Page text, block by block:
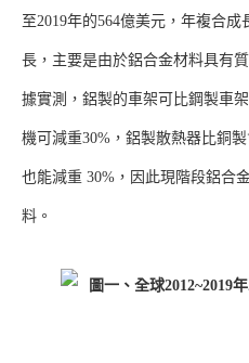
至2019年的564億美元，年複合
長，主要是由於鋁合金材料具有
據實測，鋁製的車架可比鋼製車
機可減重30%，鋁製散熱器比銅
也能減重 30%，因此現階段鋁合
料。